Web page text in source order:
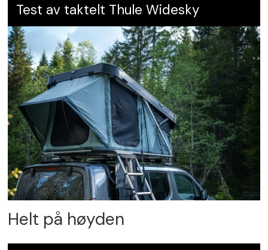
Test av taktelt Thule Widesky
Helt på høyden